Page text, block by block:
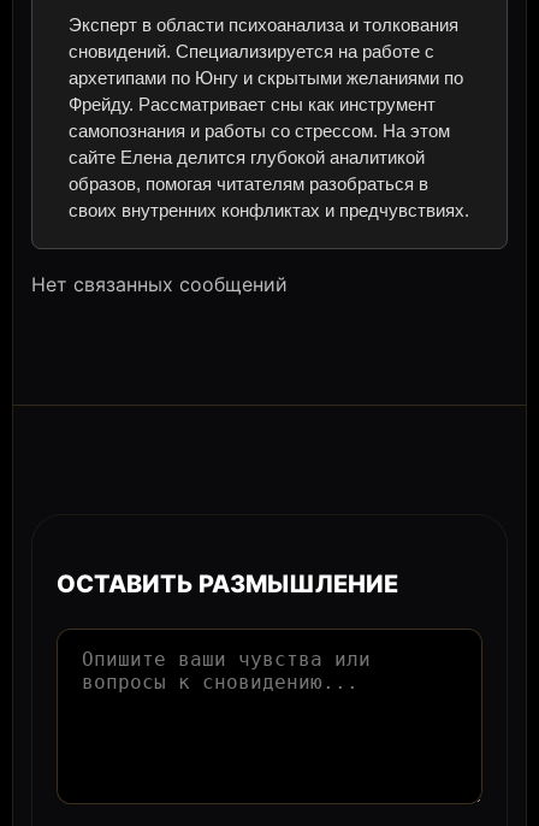
Эксперт в области психоанализа и толкования
сновидений. Специализируется на работе с
архетипами по Юнгу и скрытыми желаниями по
Фрейду. Рассматривает сны как инструмент
самопознания и работы со стрессом. На этом
сайте Елена делится глубокой аналитикой
образов, помогая читателям разобраться в
своих внутренних конфликтах и предчувствиях.
Нет связанных сообщений
ОСТАВИТЬ РАЗМЫШЛЕНИЕ